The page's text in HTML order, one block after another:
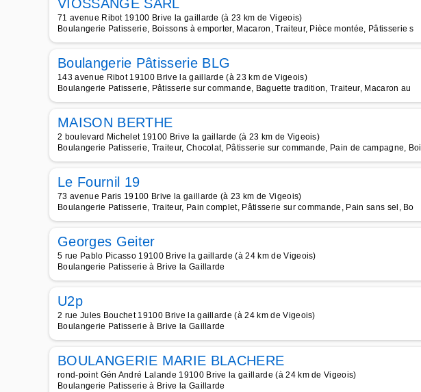
VIOSSANGE SARL
71 avenue Ribot 19100 Brive la gaillarde (à 23 km de Vigeois)
Boulangerie Patisserie, Boissons à emporter, Macaron, Traiteur, Pièce montée, Pâtisserie s
Boulangerie Pâtisserie BLG
143 avenue Ribot 19100 Brive la gaillarde (à 23 km de Vigeois)
Boulangerie Patisserie, Pâtisserie sur commande, Baguette tradition, Traiteur, Macaron au
MAISON BERTHE
2 boulevard Michelet 19100 Brive la gaillarde (à 23 km de Vigeois)
Boulangerie Patisserie, Traiteur, Chocolat, Pâtisserie sur commande, Pain de campagne, Boi
Le Fournil 19
73 avenue Paris 19100 Brive la gaillarde (à 23 km de Vigeois)
Boulangerie Patisserie, Traiteur, Pain complet, Pâtisserie sur commande, Pain sans sel, Bo
Georges Geiter
5 rue Pablo Picasso 19100 Brive la gaillarde (à 24 km de Vigeois)
Boulangerie Patisserie à Brive la Gaillarde
U2p
2 rue Jules Bouchet 19100 Brive la gaillarde (à 24 km de Vigeois)
Boulangerie Patisserie à Brive la Gaillarde
BOULANGERIE MARIE BLACHERE
rond-point Gén André Lalande 19100 Brive la gaillarde (à 24 km de Vigeois)
Boulangerie Patisserie à Brive la Gaillarde